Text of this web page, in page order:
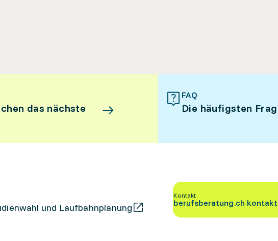
das nächste
FAQ
Die häufigsten
und Laufbahnplanung
Kontakt
berufsberatung.ch